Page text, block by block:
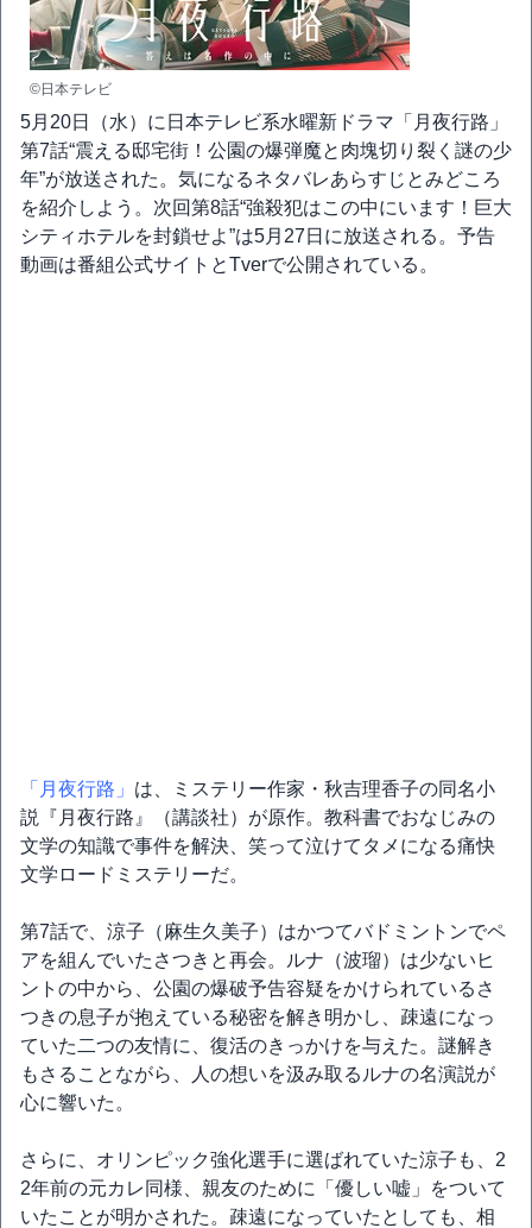
©日本テレビ
5月20日（水）に日本テレビ系水曜新ドラマ「月夜行路」
第7話“震える邸宅街！公園の爆弾魔と肉塊切り裂く謎の少
年”が放送された。気になるネタバレあらすじとみどころ
を紹介しよう。次回第8話“強殺犯はこの中にいます！巨大
シティホテルを封鎖せよ”は5月27日に放送される。予告
動画は番組公式サイトとTverで公開されている。
「月夜行路」 は、ミステリー作家・秋吉理香子の同名小
説『月夜行路』（講談社）が原作。教科書でおなじみの
文学の知識で事件を解決、笑って泣けてタメになる痛快
文学ロードミステリーだ。
第7話で、涼子（麻生久美子）はかつてバドミントンでペ
アを組んでいたさつきと再会。ルナ（波瑠）は少ないヒ
ントの中から、公園の爆破予告容疑をかけられているさ
つきの息子が抱えている秘密を解き明かし、疎遠になっ
ていた二つの友情に、復活のきっかけを与えた。謎解き
もさることながら、人の想いを汲み取るルナの名演説が
心に響いた。
さらに、オリンピック強化選手に選ばれていた涼子も、2
2年前の元カレ同様、親友のために「優しい嘘」をついて
いたことが明かされた。疎遠になっていたとしても、相